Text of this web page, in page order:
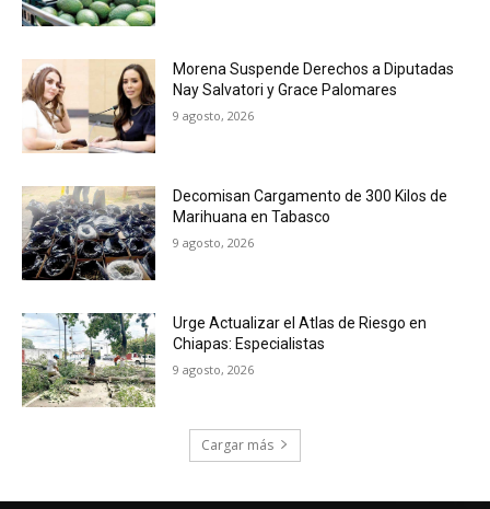
Morena Suspende Derechos a Diputadas
Nay Salvatori y Grace Palomares
9 agosto, 2026
Decomisan Cargamento de 300 Kilos de
Marihuana en Tabasco
9 agosto, 2026
Urge Actualizar el Atlas de Riesgo en
Chiapas: Especialistas
9 agosto, 2026
Cargar más